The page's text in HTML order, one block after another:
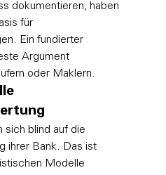
dokumentieren, haben
für
Ein fundierter
Argument
oder Maklern.
sich blind auf die
ihrer Bank. Das ist
Modelle